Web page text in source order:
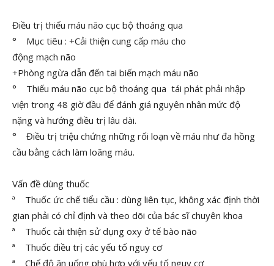
Điều trị thiếu máu não cục bộ thoáng qua
° Mục tiêu : +Cải thiện cung cấp máu cho
động mạch não
+Phòng ngừa dẫn đến tai biến mạch máu não
° Thiếu máu não cục bộ thoáng qua tái phát phải nhập
viện trong 48 giờ đầu để đánh giá nguyên nhân mức độ
nặng và hướng điều trị lâu dài.
° Điều trị triệu chứng những rối loạn về máu như đa hồng
cầu bằng cách làm loãng máu.
Vấn đề dùng thuốc
ª Thuốc ức chế tiểu cầu : dùng liên tục, không xác định thời
gian phải có chỉ định và theo dõi của bác sĩ chuyên khoa
ª Thuốc cải thiện sử dụng oxy ở tế bào não
ª Thuốc điều trị các yếu tố nguy cơ
ª Chế độ ăn uống phù hợp với yếu tố nguy cơ